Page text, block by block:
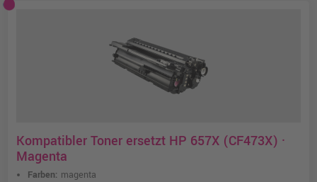
Kompatibler Toner ersetzt HP 657X (CF473X) ·
Magenta
Farben: magenta